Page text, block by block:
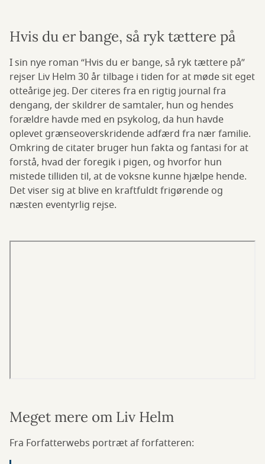
Hvis du er bange, så ryk tættere på
I sin nye roman “Hvis du er bange, så ryk tættere på”
rejser Liv Helm 30 år tilbage i tiden for at møde sit eget
otteårige jeg. Der citeres fra en rigtig journal fra
dengang, der skildrer de samtaler, hun og hendes
forældre havde med en psykolog, da hun havde
oplevet grænseoverskridende adfærd fra nær familie.
Omkring de citater bruger hun fakta og fantasi for at
forstå, hvad der foregik i pigen, og hvorfor hun
mistede tilliden til, at de voksne kunne hjælpe hende.
Det viser sig at blive en kraftfuldt frigørende og
næsten eventyrlig rejse.
Meget mere om Liv Helm
Fra Forfatterwebs portræt af forfatteren: